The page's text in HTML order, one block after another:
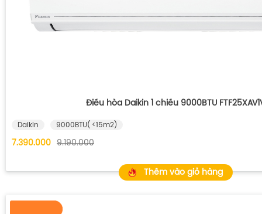
Điều hòa Daikin 1 chiều 9000BTU
Daikin 9000BTU( <15m2)
7.390.000 9.190.000
Thêm vào giỏ hàng